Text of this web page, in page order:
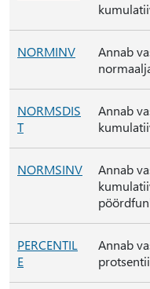
NORMINV
Annab
NORMSDIS
T
Annab
NORMSINV
Annab
PERCENTIL
E
Annab